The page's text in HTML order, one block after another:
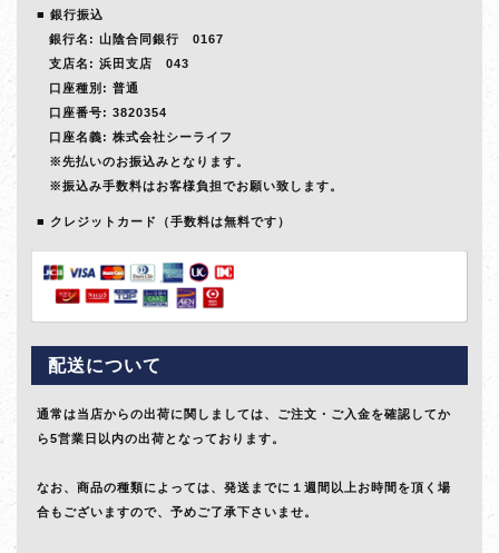
銀行振込
銀行名: 山陰合同銀行 0167
支店名: 浜田支店 043
口座種別: 普通
口座番号: 3820354
口座名義: 株式会社シーライフ
※先払いのお振込みとなります。
※振込み手数料はお客様負担でお願い致します。
クレジットカード（手数料は無料です）
配送について
通常は当店からの出荷に関しましては、ご注文・ご入金を確認してか
ら5営業日以内の出荷となっております。
なお、商品の種類によっては、発送までに１週間以上お時間を頂く場
合もございますので、予めご了承下さいませ。